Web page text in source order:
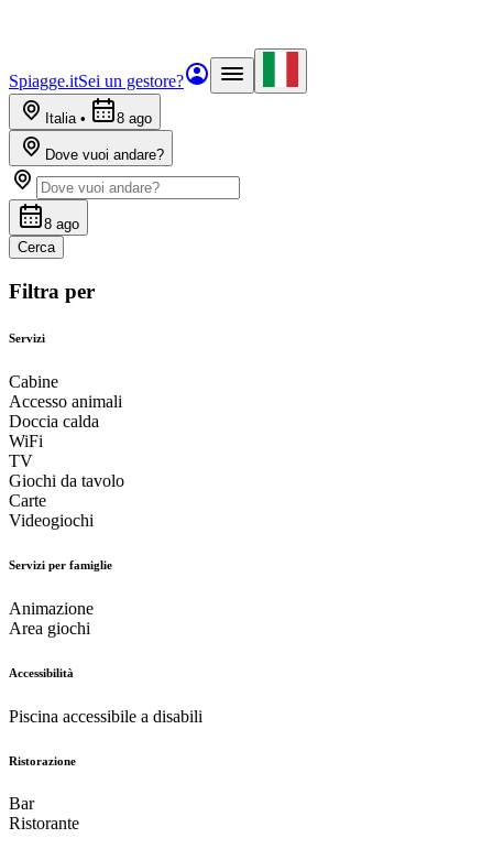
Spiagge.itSei un gestore?
Italia• 8 ago
Dove vuoi andare?
8 ago
Cerca
Filtra per
Servizi
Cabine
Accesso animali
Doccia calda
WiFi
TV
Giochi da tavolo
Carte
Videogiochi
Servizi per famiglie
Animazione
Area giochi
Accessibilità
Piscina accessibile a disabili
Ristorazione
Bar
Ristorante